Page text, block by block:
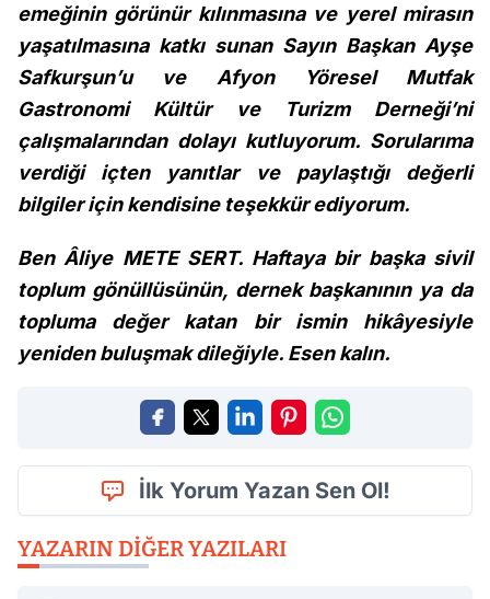
emeğinin görünür kılınmasına ve yerel mirasın
yaşatılmasına katkı sunan Sayın Başkan Ayşe
Safkurşun’u ve Afyon Yöresel Mutfak
Gastronomi Kültür ve Turizm Derneği’ni
çalışmalarından dolayı kutluyorum. Sorularıma
verdiği içten yanıtlar ve paylaştığı değerli
bilgiler için kendisine teşekkür ediyorum.
Ben Âliye METE SERT. Haftaya bir başka sivil
toplum gönüllüsünün, dernek başkanının ya da
topluma değer katan bir ismin hikâyesiyle
yeniden buluşmak dileğiyle. Esen kalın.
İlk Yorum Yazan Sen Ol!
YAZARIN DIĞER YAZILARI